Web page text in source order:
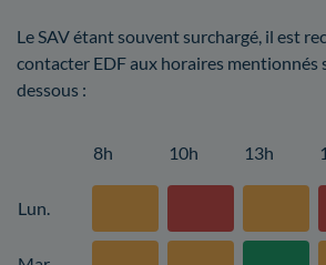
Le SAV étant souvent surchargé, il est
contacter EDF aux horaires mentionnés
dessous :
8h 10h 13h
Lun.